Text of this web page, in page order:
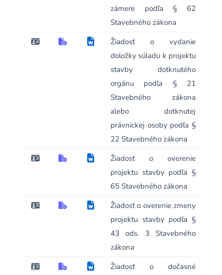
zámere podľa § 62
Stavebného zákona
Žiadosť o vydanie
doložky súladu k projektu
stavby dotknutého
orgánu podľa § 21
Stavebného zákona
alebo dotknutej
právnickej osoby podľa §
22 Stavebného zákona
Žiadosť o overenie
projektu stavby podľa §
65 Stavebného zákona
Žiadosť o overenie zmeny
projektu stavby podľa §
43 ods. 3 Stavebného
zákona
Žiadosť o dočasné